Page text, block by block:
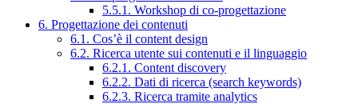
5.5.1. Workshop di co-progettazione
6. Progettazione dei contenuti
6.1. Cos’è il content design
6.2. Ricerca utente sui contenuti e il linguaggio
6.2.1. Content discovery
6.2.2. Dati di ricerca (search keywords)
6.2.3. Ricerca tramite analytics